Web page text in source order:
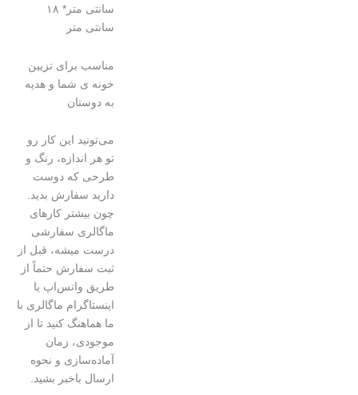
سانتی متر* ۱۸
سانتی متر
مناسب برای تزیین
خونه ی شما و هدیه
به دوستان
می‌تونید این کار رو
تو هر اندازه، رنگ و
طرحی که دوست
دارید سفارش بدید.
چون بیشتر کارهای
ماگالری سفارشی
درست میشه، قبل از
ثبت سفارش حتماً از
طریق واتس‌اپ یا
اینستاگرام ماگالری با
ما هماهنگ کنید تا از
موجودی، زمان
آماده‌سازی و نحوه
ارسال باخبر بشید.